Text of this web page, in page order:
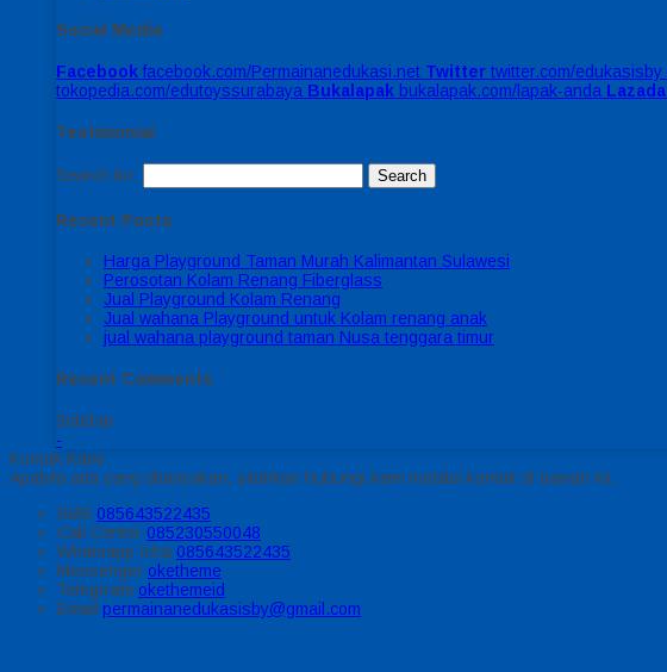
Social Media
Facebook facebook.com/Permainanedukasi.net Twitter twitter.com/edukasisby
tokopedia.com/edutoyssurabaya Bukalapak bukalapak.com/lapak-anda Lazada
Testimonial
Search for:
Recent Posts
Harga Playground Taman Murah Kalimantan Sulawesi
Perosotan Kolam Renang Fiberglass
Jual Playground Kolam Renang
Jual wahana Playground untuk Kolam renang anak
jual wahana playground taman Nusa tenggara timur
Recent Comments
Sidebar
-
Kontak Kami
Apabila ada yang ditanyakan, silahkan hubungi kami melalui kontak di bawah ini.
SMS 085643522435
Call Center 085230550048
Whatsapp Icha 085643522435
Messenger oketheme
Telegrram okethemeid
Email permainanedukasisby@gmail.com